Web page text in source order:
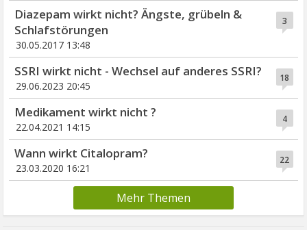
3
Diazepam wirkt nicht? Ängste, grübeln &
Schlafstörungen
30.05.2017 13:48
18
SSRI wirkt nicht - Wechsel auf anderes SSRI?
29.06.2023 20:45
4
Medikament wirkt nicht ?
22.04.2021 14:15
22
Wann wirkt Citalopram?
23.03.2020 16:21
Mehr Themen